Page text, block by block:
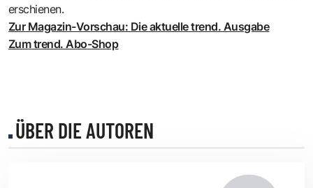
erschienen.
Zur Magazin-Vorschau: Die aktuelle trend. Ausgabe
Zum trend. Abo-Shop
ÜBER DIE AUTOREN